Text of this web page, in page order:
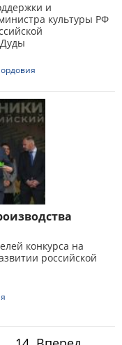
и
культуры РФ
конкурса на
российской